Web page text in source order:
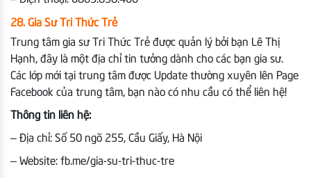
28. Gia Sư Tri Thức Trẻ
Trung tâm gia sư Tri Thức Trẻ được quản lý bởi bạn Lê Thị
Hạnh, đây là một địa chỉ tin tưởng dành cho các bạn gia sư.
Các lớp mới tại trung tâm được Update thường xuyên lên Page
Facebook của trung tâm, bạn nào có nhu cầu có thể liên hệ!
Thông tin liên hệ:
– Địa chỉ: Số 50 ngõ 255, Cầu Giấy, Hà Nội
– Website: fb.me/gia-su-tri-thuc-tre